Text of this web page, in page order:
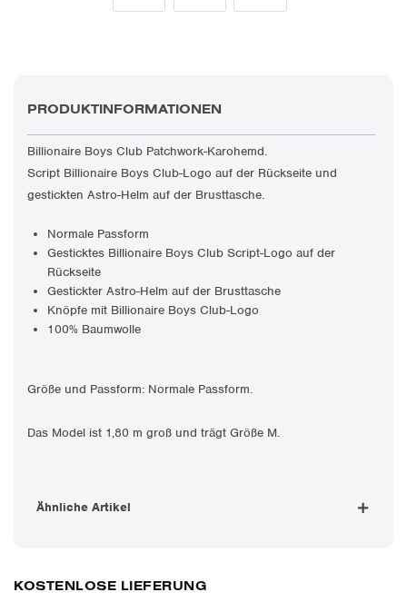
PRODUKTINFORMATIONEN
Billionaire Boys Club Patchwork-Karohemd.
Script Billionaire Boys Club-Logo auf der Rückseite und
gestickten Astro-Helm auf der Brusttasche.
Normale Passform
Gesticktes Billionaire Boys Club Script-Logo auf der
Rückseite
Gestickter Astro-Helm auf der Brusttasche
Knöpfe mit Billionaire Boys Club-Logo
100% Baumwolle
Größe und Passform: Normale Passform.
Das Model ist 1,80 m groß und trägt Größe M.
Ähnliche Artikel
KOSTENLOSE LIEFERUNG